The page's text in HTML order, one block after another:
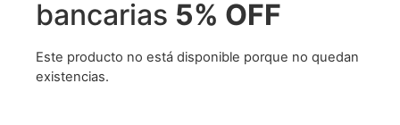
bancarias 5% OFF
Este producto no está disponible porque no quedan
existencias.